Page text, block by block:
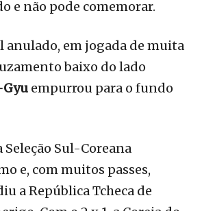
e não pode comemorar.
anulado, em jogada de muita
baixo do lado
empurrou para o fundo
Seleção Sul-Coreana
e, com muitos passes,
a República Tcheca de